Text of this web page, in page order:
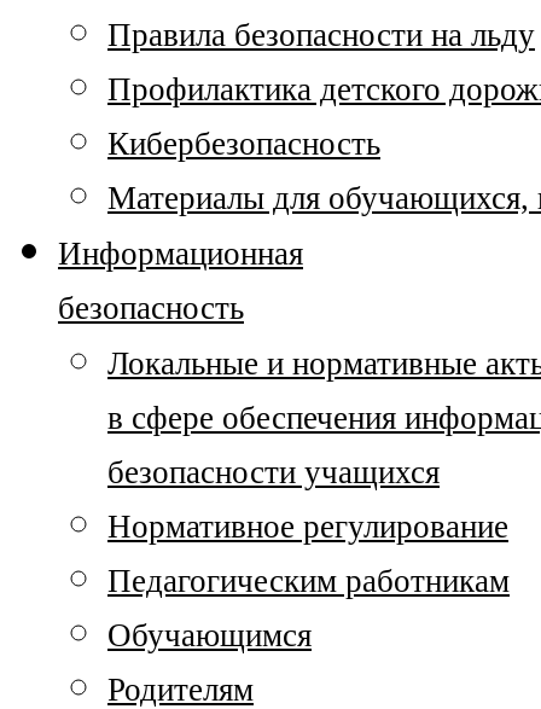
Правила безопасности на льду
Профилактика детского
Кибербезопасность
Материалы для обучающихся,
Информационная
безопасность
Локальные и нормативные
в сфере обеспечения
безопасности учащихся
Нормативное регулирование
Педагогическим работникам
Обучающимся
Родителям